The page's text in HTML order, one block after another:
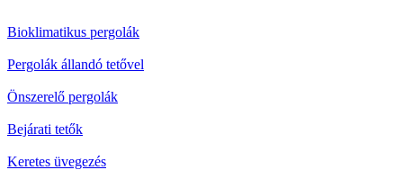
Bioklimatikus pergolák
Pergolák állandó tetővel
Önszerelő pergolák
Bejárati tetők
Keretes üvegezés